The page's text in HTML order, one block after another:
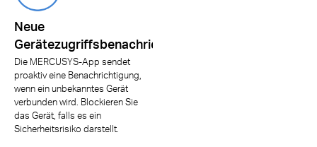
Neue
Gerätezugriffsbenachrichtigung
Die MERCUSYS-App sendet
proaktiv eine Benachrichtigung,
wenn ein unbekanntes Gerät
verbunden wird. Blockieren Sie
das Gerät, falls es ein
Sicherheitsrisiko darstellt.